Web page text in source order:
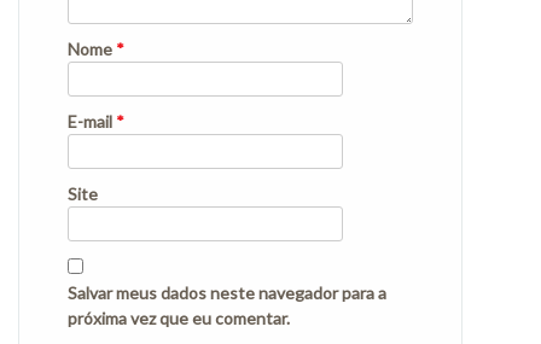
Nome *
E-mail *
Site
Salvar meus dados neste navegador para a
próxima vez que eu comentar.